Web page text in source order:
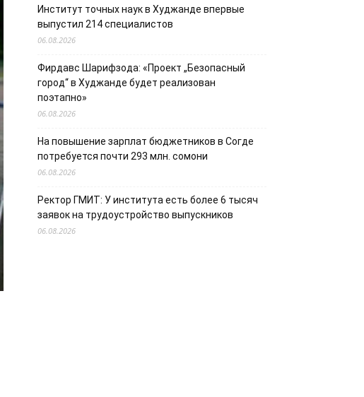
Институт точных наук в Худжанде впервые
выпустил 214 специалистов
06.08.2026
Фирдавс Шарифзода: «Проект „Безопасный
город“ в Худжанде будет реализован
поэтапно»
06.08.2026
На повышение зарплат бюджетников в Согде
потребуется почти 293 млн. сомони
06.08.2026
Ректор ГМИТ: У института есть более 6 тысяч
заявок на трудоустройство выпускников
06.08.2026